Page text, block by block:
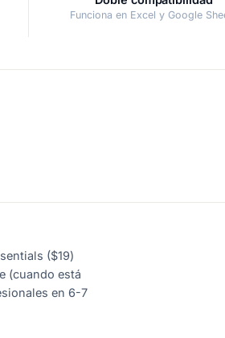
Funciona en Excel y Google
($19)
(cuando está
en 6-7